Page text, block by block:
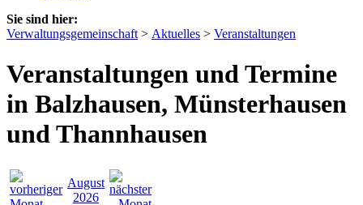
Sie sind hier:
Verwaltungsgemeinschaft > Aktuelles > Veranstaltungen
Veranstaltungen und Termine
in Balzhausen, Münsterhausen
und Thannhausen
August
2026